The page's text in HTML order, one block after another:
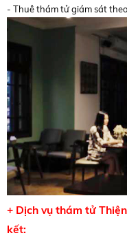
- Thuê thám tử giám sát
+ Dịch vụ thám tử
kết: